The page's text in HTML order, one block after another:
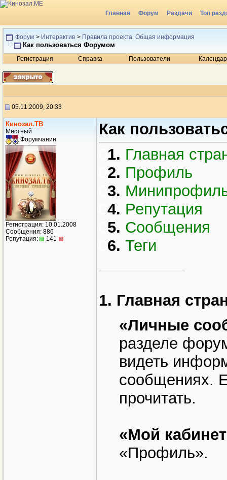
Главная Форум Раздачи Топ
Радио
Форум > Интерактив > Правила проекта. Общая информация
Как пользоваться Форумом
Регистрация Справка Пользователи
05.11.2009, 20:33
Кинозал.ТВ
Местный
Форумчанин
Регистрация: 10.01.2008
Сообщения: 886
Репутация:
141
Как
1. Главная
2. Профиль
3.
4. Репутация
5. Сообщения
6. Теги
1. Главная
«Личные
разделе
видеть
сообщениях.
прочитать.
«Мой
«Профиль».